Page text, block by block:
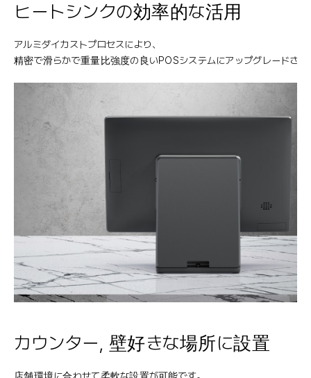
ヒートシンクの効率的な活用
アルミダイカストプロセスにより、
精密で滑らかで重量比強度の良いPOSシステムにアップグレードされ
カウンター, 壁好きな場所に設置